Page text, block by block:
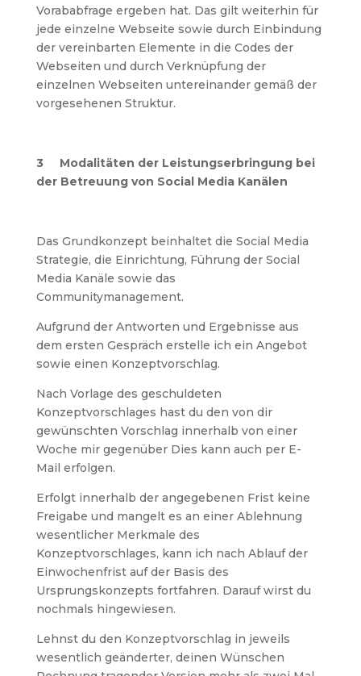
Vorababfrage ergeben hat. Das gilt weiterhin für
jede einzelne Webseite sowie durch Einbindung
der vereinbarten Elemente in die Codes der
Webseiten und durch Verknüpfung der
einzelnen Webseiten untereinander gemäß der
vorgesehenen Struktur.
3 Modalitäten der Leistungserbringung bei
der Betreuung von Social Media Kanälen
Das Grundkonzept beinhaltet die Social Media
Strategie, die Einrichtung, Führung der Social
Media Kanäle sowie das
Communitymanagement.
Aufgrund der Antworten und Ergebnisse aus
dem ersten Gespräch erstelle ich ein Angebot
sowie einen Konzeptvorschlag.
Nach Vorlage des geschuldeten
Konzeptvorschlages hast du den von dir
gewünschten Vorschlag innerhalb von einer
Woche mir gegenüber Dies kann auch per E-
Mail erfolgen.
Erfolgt innerhalb der angegebenen Frist keine
Freigabe und mangelt es an einer Ablehnung
wesentlicher Merkmale des
Konzeptvorschlages, kann ich nach Ablauf der
Einwochenfrist auf der Basis des
Ursprungskonzepts fortfahren. Darauf wirst du
nochmals hingewiesen.
Lehnst du den Konzeptvorschlag in jeweils
wesentlich geänderter, deinen Wünschen